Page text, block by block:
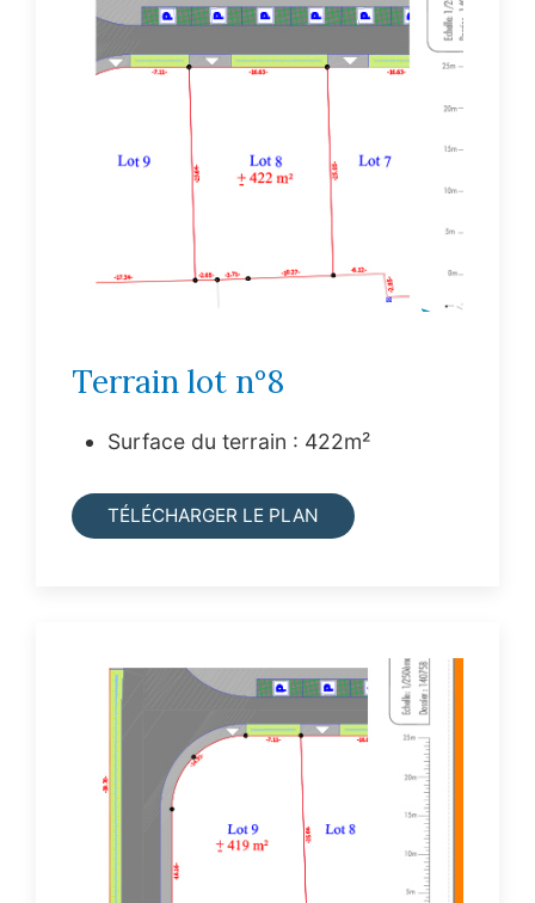
Terrain lot n°8
Surface du terrain : 422m²
TÉLÉCHARGER LE PLAN